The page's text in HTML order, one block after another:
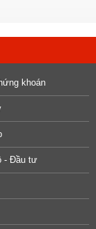
khoán
- Đầu tư